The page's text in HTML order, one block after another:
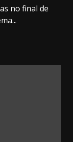
no final de